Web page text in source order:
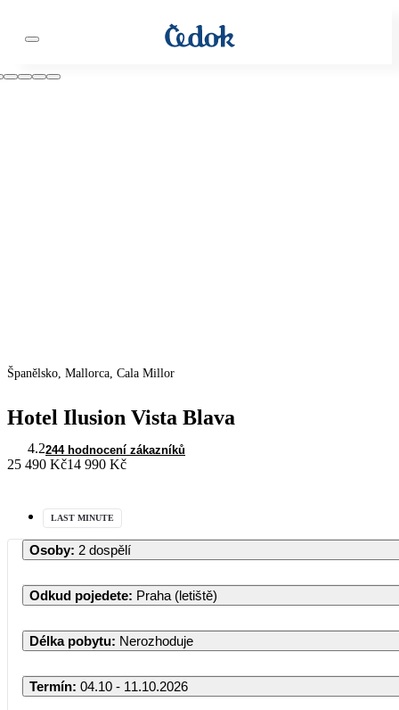
Španělsko, Mallorca, Cala Millor
Hotel Ilusion Vista Blava
4.2244 hodnocení zákazníků
25 490 Kč14 990 Kč
LAST MINUTE
Osoby: 2 dospělí
Odkud pojedete: Praha (letiště)
Délka pobytu: Nerozhoduje
Termín: 04.10 - 11.10.2026